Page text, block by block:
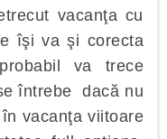
vacanţa cu
îşi va şi corecta
va trece
întrebe dacă nu
vacanţa viitoare